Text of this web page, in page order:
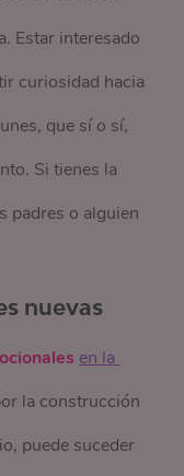
Estar interesado
curiosidad hacia
que sí o sí,
Si tienes la
padres o alguien
nuevas
en la
la construcción
puede suceder